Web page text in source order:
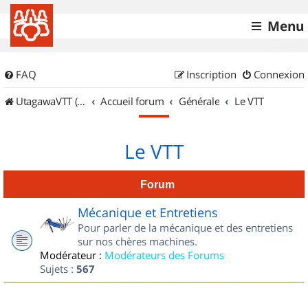
Menu
FAQ Connexion
Inscription
UtagawaVTT (Randos VTT et VTTAE avec traces GPS)
Accueil forum Générale Le VTT
Le VTT
Forum
Mécanique et Entretiens
Pour parler de la mécanique et des entretiens
sur nos chères machines.
Modérateur : Modérateurs des Forums
Sujets : 567